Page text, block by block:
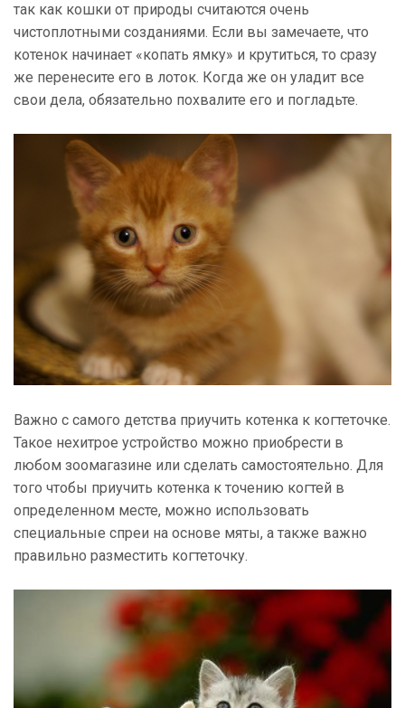
так как кошки от природы считаются очень
чистоплотными созданиями. Если вы замечаете, что
котенок начинает «копать ямку» и крутиться, то сразу
же перенесите его в лоток. Когда же он уладит все
свои дела, обязательно похвалите его и погладьте.
Важно с самого детства приучить котенка к когтеточке.
Такое нехитрое устройство можно приобрести в
любом зоомагазине или сделать самостоятельно. Для
того чтобы приучить котенка к точению когтей в
определенном месте, можно использовать
специальные спреи на основе мяты, а также важно
правильно разместить когтеточку.